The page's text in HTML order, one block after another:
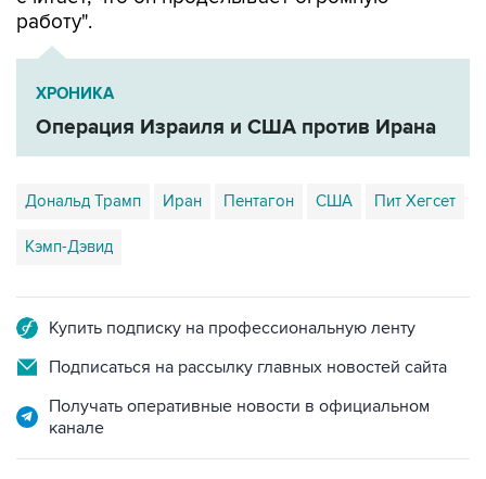
работу".
ХРОНИКА
Операция Израиля и США против Ирана
Дональд Трамп Иран Пентагон США Пит Хегсет
Кэмп-Дэвид
Купить подписку на профессиональную ленту
Подписаться на рассылку главных новостей сайта
Получать оперативные новости в официальном
канале